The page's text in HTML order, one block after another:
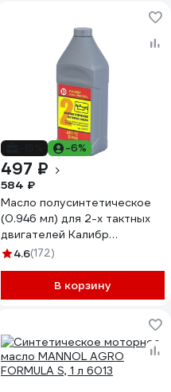
-6%
497 ₽
584 ₽
Масло полусинтетическое
(0.946 мл) для 2-х тактных
двигателей Калибр
00000032441
4.6(172)
В корзину